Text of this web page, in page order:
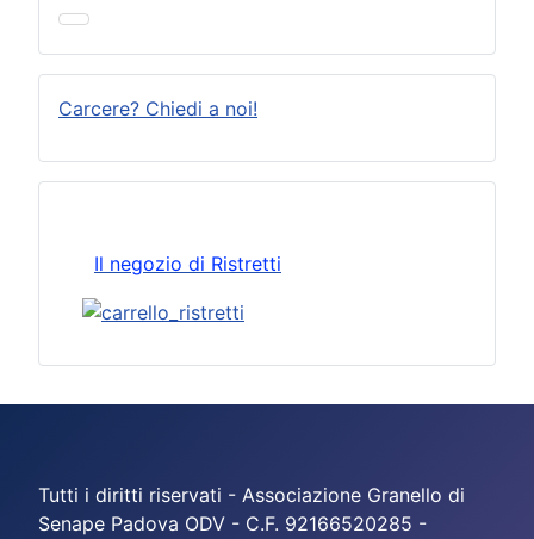
Carcere? Chiedi a noi!
Il negozio di Ristretti
Tutti i diritti riservati - Associazione Granello di
Senape Padova ODV - C.F. 92166520285 -